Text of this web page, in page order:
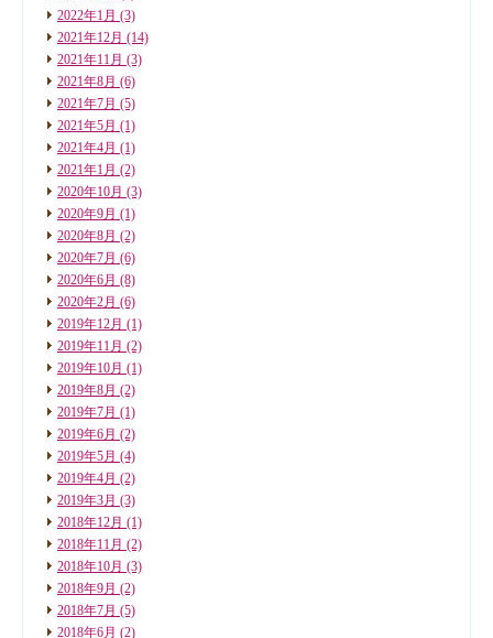
2022年1月 (3)
2021年12月 (14)
2021年11月 (3)
2021年8月 (6)
2021年7月 (5)
2021年5月 (1)
2021年4月 (1)
2021年1月 (2)
2020年10月 (3)
2020年9月 (1)
2020年8月 (2)
2020年7月 (6)
2020年6月 (8)
2020年2月 (6)
2019年12月 (1)
2019年11月 (2)
2019年10月 (1)
2019年8月 (2)
2019年7月 (1)
2019年6月 (2)
2019年5月 (4)
2019年4月 (2)
2019年3月 (3)
2018年12月 (1)
2018年11月 (2)
2018年10月 (3)
2018年9月 (2)
2018年7月 (5)
2018年6月 (2)